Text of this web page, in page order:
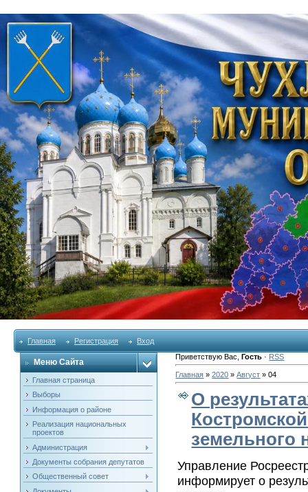
Главная Регистрация Вход
Меню Сайта
Главная страница
Выборы
Информация о районе
Реализация национальных
проектов
Администрация
Документы собрания депутатов
Общественный совет
Приветствую Вас ,Гость · RSS
Главная »2020 » Август » 04
О
земельного
Управление
информирует о